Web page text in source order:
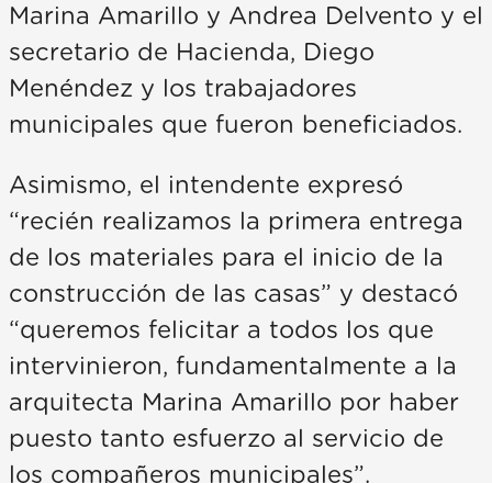
Marina Amarillo y Andrea Delvento y el
secretario de Hacienda, Diego
Menéndez y los trabajadores
municipales que fueron beneficiados.
Asimismo, el intendente expresó
“recién realizamos la primera entrega
de los materiales para el inicio de la
construcción de las casas” y destacó
“queremos felicitar a todos los que
intervinieron, fundamentalmente a la
arquitecta Marina Amarillo por haber
puesto tanto esfuerzo al servicio de
los compañeros municipales”.